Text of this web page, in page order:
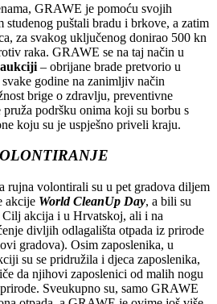
GRAWE je pomoću svojih
studenog puštali bradu i brkove, a zatim
za svakog uključenog donirao 500 kn
raka. GRAWE se na taj način u
– obrijane brade pretvorio u
godine na zanimljiv način
brige o zdravlju, preventivne
podršku onima koji su borbu s
koju su je uspješno priveli kraju.
rujna volontirali su u pet gradova diljem
akcije World CleanUp Day, a bili su
akcija i u Hrvatskoj, ali i na
divljih odlagališta otpada iz prirode
gradova). Osim zaposlenika, u
su se pridružila i djeca zaposlenika,
da njihovi zaposlenici od malih nogu
Sveukupno su, samo GRAWE